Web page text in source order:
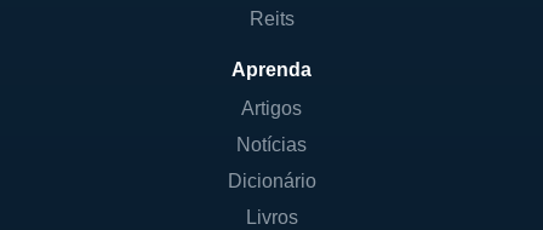
Reits
Aprenda
Artigos
Notícias
Dicionário
Livros